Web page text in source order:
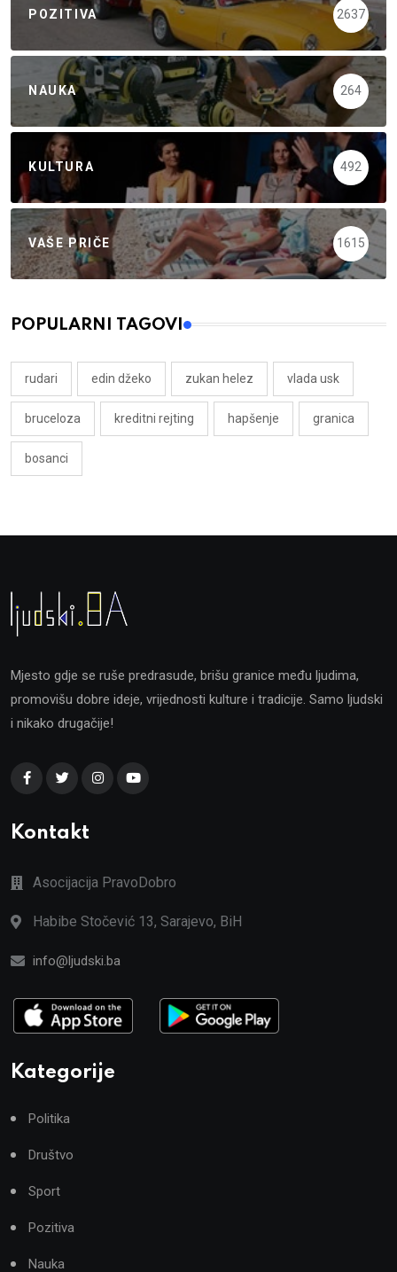
POZITIVA 2637
NAUKA 264
KULTURA 492
VAŠE PRIČE 1615
POPULARNI TAGOVI
rudari edin džeko zukan helez vlada usk
bruceloza kreditni rejting hapšenje granica
bosanci
Mjesto gdje se ruše predrasude, brišu granice među ljudima,
promovišu dobre ideje, vrijednosti kulture i tradicije. Samo ljudski
i nikako drugačije!
Kontakt
Asocijacija PravoDobro
Habibe Stočević 13, Sarajevo, BiH
info@ljudski.ba
Kategorije
Politika
Društvo
Sport
Pozitiva
Nauka